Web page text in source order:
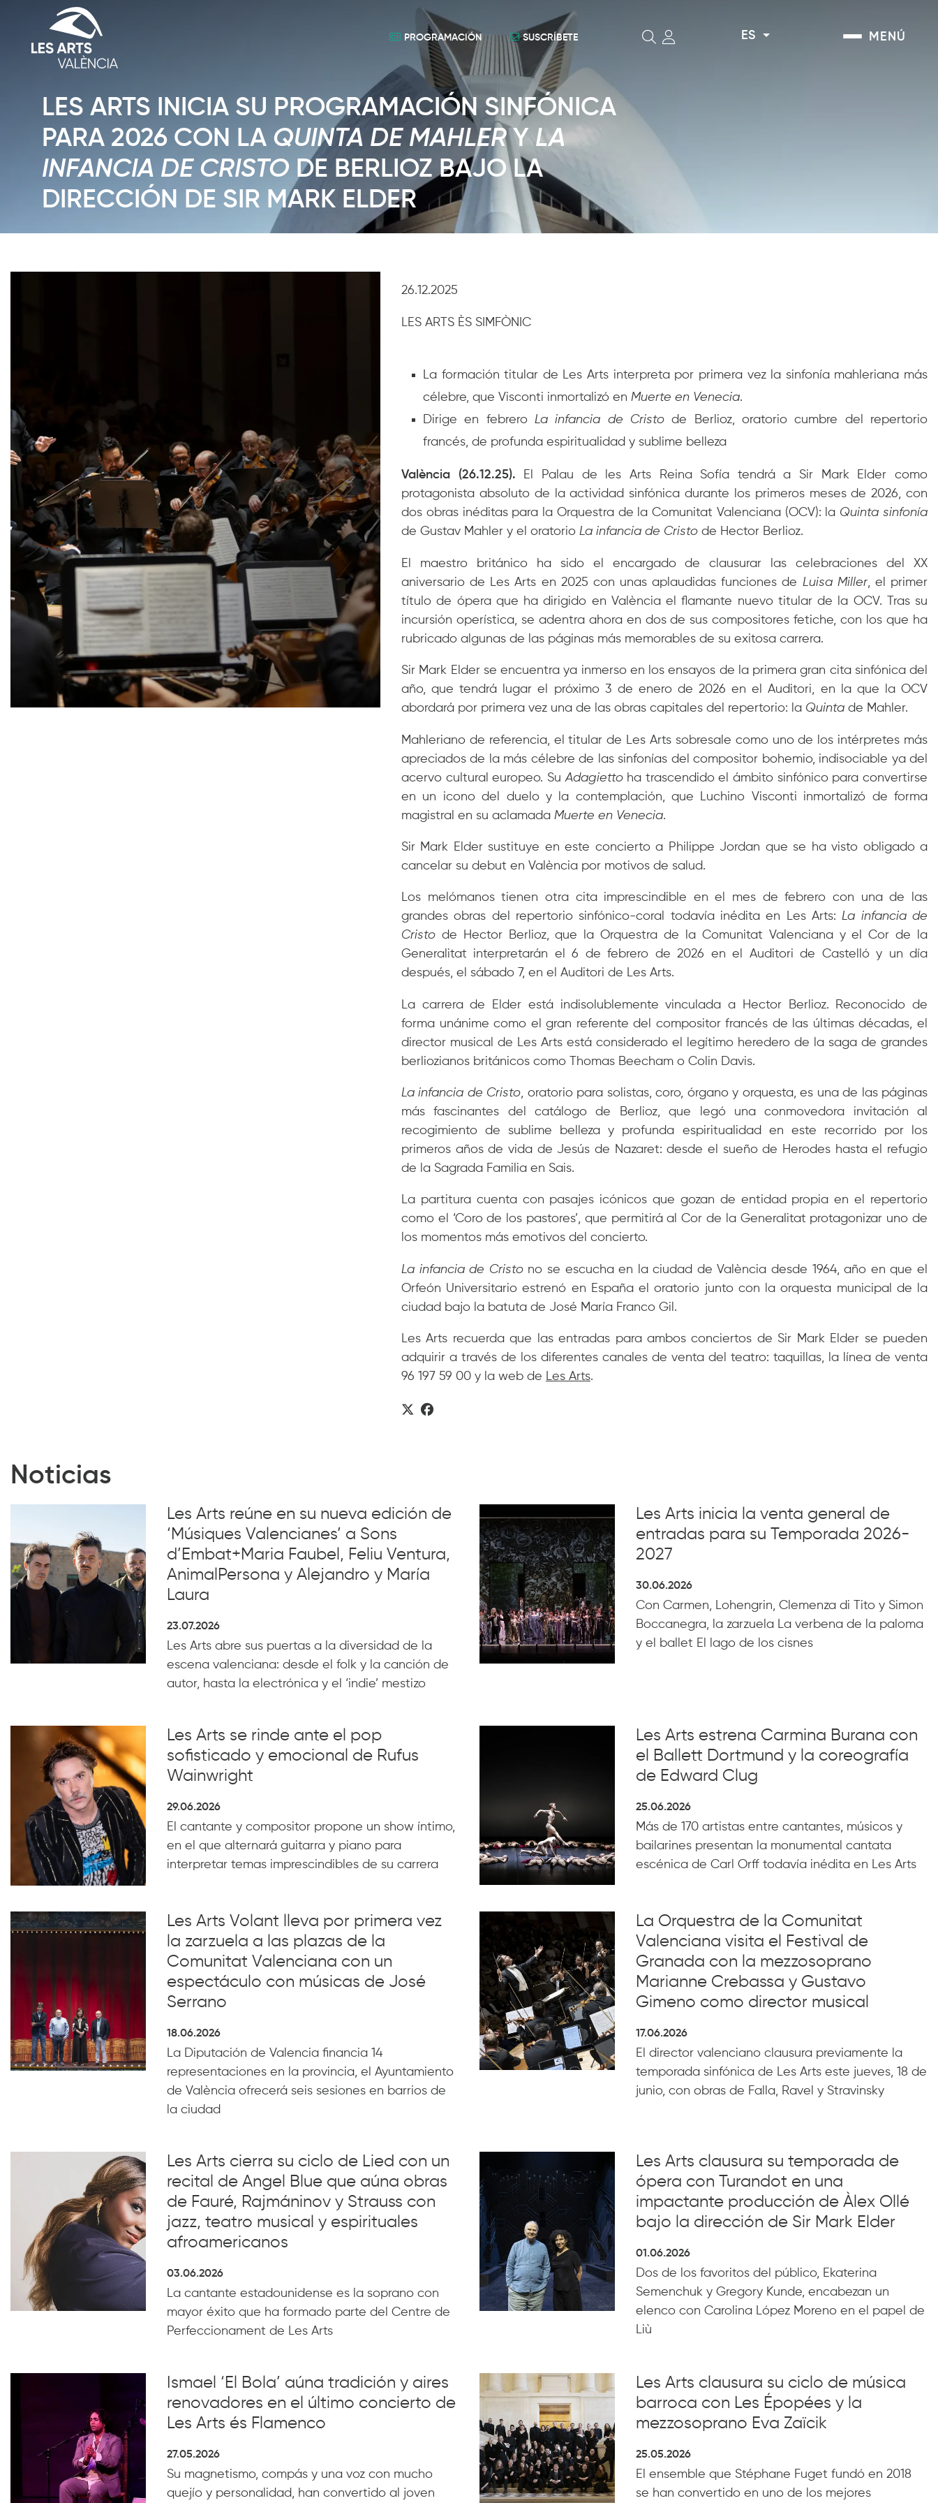
MENÚ
ES
SUSCRÍBETE
PROGRAMACIÓN
LES ARTS INICIA SU PROGRAMACIÓN SINFÓNICA
PARA 2026 CON LA QUINTA DE MAHLERYLA
INFANCIA DE CRISTO DE BERLIOZ BAJO LA
DIRECCIÓN DE SIR MARK ELDER
26.12.2025
LES ARTS ÈS SIMFÒNIC
La formación titular de Les Arts interpreta por primera vez la sinfonía mahleriana más
célebre, que Visconti inmortalizó en Muerte en Venecia.
Dirige en febrero La infancia de Cristode Berlioz, oratorio cumbre del repertorio
francés, de profunda espiritualidad y sublime belleza
València (26.12.25). El
Palau de les Arts Reina Sofía tendrá a Sir Mark Elder como
protagonista absoluto de la actividad sinfónica durante los primeros meses de 2026, con
dos obras inéditas para la Orquestra de la Comunitat Valenciana (OCV): la Quinta sinfonía
de Gustav Mahler y el oratorio La infancia de Cristo de Hector Berlioz.
El maestro británico ha sido el encargado de clausurar las celebraciones del XX
aniversario de Les Arts en 2025 con unas aplaudidas funciones de Luisa Miller, el primer
título de ópera que ha dirigido en València el flamante nuevo titular de la OCV. Tras su
incursión operística, se adentra ahora en dos de sus compositores fetiche, con los que ha
rubricado algunas de las páginas más memorables de su exitosa carrera.
Sir Mark Elder se encuentra ya inmerso en los ensayos de la primera gran cita sinfónica del
año, que tendrá lugar el próximo 3 de enero de 2026 en el Auditori, en la que la OCV
abordará por primera vez una de las obras capitales del repertorio: la Quinta de Mahler.
Mahleriano de referencia, el titular de Les Arts sobresale como uno de los intérpretes más
apreciados de la más célebre de las sinfonías del compositor bohemio, indisociable ya del
acervo cultural europeo. Su Adagiettoha trascendido el ámbito sinfónico para convertirse
en un icono del duelo y la contemplación, que Luchino Visconti inmortalizó de forma
magistral en su aclamada Muerte en Venecia.
Sir Mark Elder sustituye en este concierto a Philippe Jordan que se ha visto obligado a
cancelar su debut en València por motivos de salud.
Los melómanos tienen otra cita imprescindible en el mes de febrero con una de las
grandes obras del repertorio sinfónico-coral todavía inédita en Les Arts:La infancia de
Cristo de Hector Berlioz, que la Orquestra de la Comunitat Valenciana y el Cor de la
Generalitat interpretarán el 6 de febrero de 2026 en el Auditori de Castelló y un día
después, el sábado 7, en el Auditori de Les Arts.
La carrera de Elder está indisolublemente vinculada a Hector Berlioz. Reconocido de
forma unánime como el gran referente del compositor francés de las últimas décadas, el
director musical de Les Arts está considerado el legítimo heredero de la saga de grandes
berliozianos británicos como Thomas Beecham o Colin Davis.
La infancia de Cristo, oratorio para solistas, coro, órgano y orquesta, es una de las páginas
más fascinantes del catálogo de Berlioz, que legó una conmovedora invitación al
recogimiento de sublime belleza y profunda espiritualidad en este recorrido por los
primeros años de vida de Jesús de Nazaret: desde el sueño de Herodes hasta el refugio
de la Sagrada Familia en Sais.
La partitura cuenta con pasajes icónicos que gozan de entidad propia en el repertorio
como el ‘Coro de los pastores’, que permitirá al Cor de la Generalitat protagonizar uno de
los momentos más emotivos del concierto.
La infancia de Cristo no se escucha en la ciudad de València desde 1964, año en que el
Orfeón Universitario estrenó en España el oratorio junto con la orquesta municipal de la
ciudad bajo la batuta de José María Franco Gil.
Les Arts recuerda que las entradas para ambos conciertos de Sir Mark Elder se pueden
adquirir a través de los diferentes canales de venta del teatro: taquillas, la línea de venta
96 197 59 00 y la web de Les Arts.
Noticias
Les Arts reúne en su nueva edición de
‘Músiques Valencianes’ a Sons
d’Embat+Maria Faubel, Feliu Ventura,
AnimalPersona y Alejandro y María
Laura
23.07.2026
Les Arts abre sus puertas a la diversidad de la
escena valenciana: desde el folk y la canción de
autor, hasta la electrónica y el ‘indie’ mestizo
Les Arts inicia la venta general de
entradas para su Temporada 2026-
2027
30.06.2026
Con Carmen, Lohengrin, Clemenza di Tito y Simon
Boccanegra, la zarzuela La verbena de la paloma
y el ballet El lago de los cisnes
Les Arts se rinde ante el pop
sofisticado y emocional de Rufus
Wainwright
29.06.2026
El cantante y compositor propone un show íntimo,
en el que alternará guitarra y piano para
interpretar temas imprescindibles de su carrera
Les Arts estrena Carmina Burana con
el Ballett Dortmund y la coreografía
de Edward Clug
25.06.2026
Más de 170 artistas entre cantantes, músicos y
bailarines presentan la monumental cantata
escénica de Carl Orff todavía inédita en Les Arts
Les Arts Volant lleva por primera vez
la zarzuela a las plazas de la
Comunitat Valenciana con un
espectáculo con músicas de José
Serrano
18.06.2026
La Diputación de Valencia financia 14
representaciones en la provincia, el Ayuntamiento
de València ofrecerá seis sesiones en barrios de
la ciudad
La Orquestra de la Comunitat
Valenciana visita el Festival de
Granada con la mezzosoprano
Marianne Crebassa y Gustavo
Gimeno como director musical
17.06.2026
El director valenciano clausura previamente la
temporada sinfónica de Les Arts este jueves, 18 de
junio, con obras de Falla, Ravel y Stravinsky
Les Arts cierra su ciclo de Lied con un
recital de Angel Blue que aúna obras
de Fauré, Rajmáninov y Strauss con
jazz, teatro musical y espirituales
afroamericanos
03.06.2026
La cantante estadounidense es la soprano con
mayor éxito que ha formado parte del Centre de
Perfeccionament de Les Arts
Les Arts clausura su temporada de
ópera con Turandot en una
impactante producción de Àlex Ollé
bajo la dirección de Sir Mark Elder
01.06.2026
Dos de los favoritos del público, Ekaterina
Semenchuk y Gregory Kunde, encabezan un
elenco con Carolina López Moreno en el papel de
Liù
Ismael ‘El Bola’ aúna tradición y aires
renovadores en el último concierto de
Les Arts és Flamenco
27.05.2026
Su magnetismo, compás y una voz con mucho
quejío y personalidad, han convertido al joven
Les Arts clausura su ciclo de música
barroca con Les Épopées y la
mezzosoprano Eva Zaïcik
25.05.2026
El ensemble que Stéphane Fuget fundó en 2018
se han convertido en uno de los mejores